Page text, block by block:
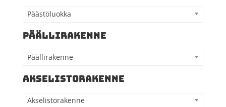
Päästöluokka
PÄÄLLIRAKENNE
Päällirakenne
AKSELISTORAKENNE
Akselistorakenne